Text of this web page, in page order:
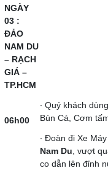
NGÀY
03 :
ĐẢO
NAM DU
– RẠCH
GIÁ –
TP.HCM
06h00
∙ Quý khách
Bún Cá, Cơm
∙ Đoàn đi Xe
Nam Du , vượt
co dẫn lên đỉnh